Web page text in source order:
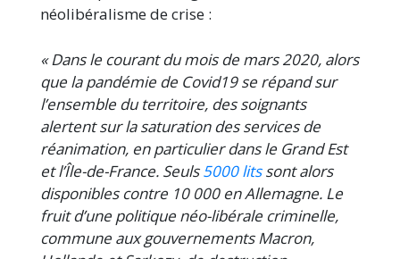
néolibéralisme de crise :
« Dans le courant du mois de mars 2020, alors
que la pandémie de Covid19 se répand sur
l’ensemble du territoire, des soignants
alertent sur la saturation des services de
réanimation, en particulier dans le Grand Est
et l’Île-de-France. Seuls5000 litssont alors
disponibles contre 10 000 en Allemagne. Le
fruit d’une politique néo-libérale criminelle,
commune aux gouvernements Macron,